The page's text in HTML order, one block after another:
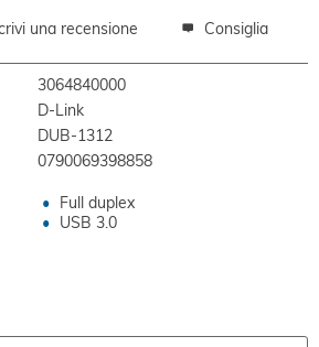
una recensione Consiglia
3064840000
D-Link
DUB-1312
0790069398858
Full duplex
USB 3.0